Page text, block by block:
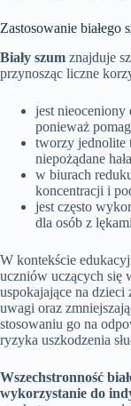
Zastosowanie białego
Biały szum znajduje
przynosząc liczne
jest nieoceniony
ponieważ
tworzy jednolite
niepożądane
w biurach
koncentracji i
jest często
dla osób z
W kontekście
uczniów uczących się
uspokajające na
uwagi oraz
stosowaniu go na
ryzyka uszkodzenia
Wszechstronność
wykorzystanie do